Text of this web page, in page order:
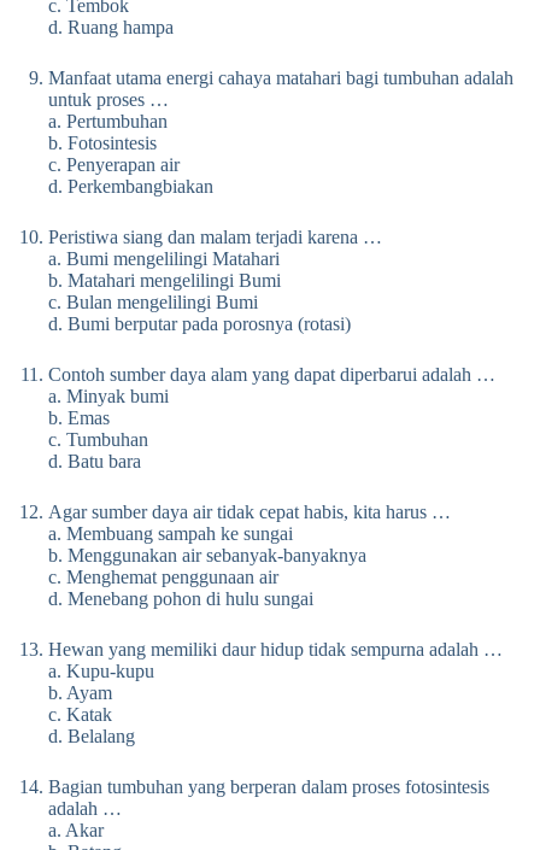
c. Tembok
d. Ruang hampa
Manfaat utama energi cahaya matahari bagi tumbuhan adalah
untuk proses …
a. Pertumbuhan
b. Fotosintesis
c. Penyerapan air
d. Perkembangbiakan
Peristiwa siang dan malam terjadi karena …
a. Bumi mengelilingi Matahari
b. Matahari mengelilingi Bumi
c. Bulan mengelilingi Bumi
d. Bumi berputar pada porosnya (rotasi)
Contoh sumber daya alam yang dapat diperbarui adalah …
a. Minyak bumi
b. Emas
c. Tumbuhan
d. Batu bara
Agar sumber daya air tidak cepat habis, kita harus …
a. Membuang sampah ke sungai
b. Menggunakan air sebanyak-banyaknya
c. Menghemat penggunaan air
d. Menebang pohon di hulu sungai
Hewan yang memiliki daur hidup tidak sempurna adalah …
a. Kupu-kupu
b. Ayam
c. Katak
d. Belalang
Bagian tumbuhan yang berperan dalam proses fotosintesis
adalah …
a. Akar